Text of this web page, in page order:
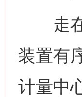
走在
装置有
计量中